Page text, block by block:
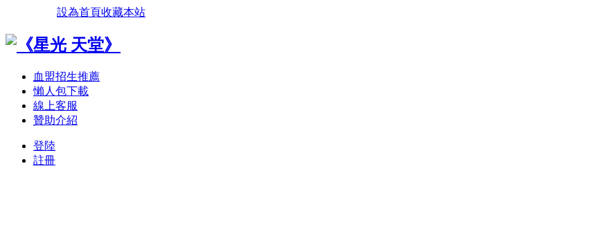
設為首頁收藏本站
血盟招生推薦
懶人包下載
線上客服
贊助介紹
登陸
註冊